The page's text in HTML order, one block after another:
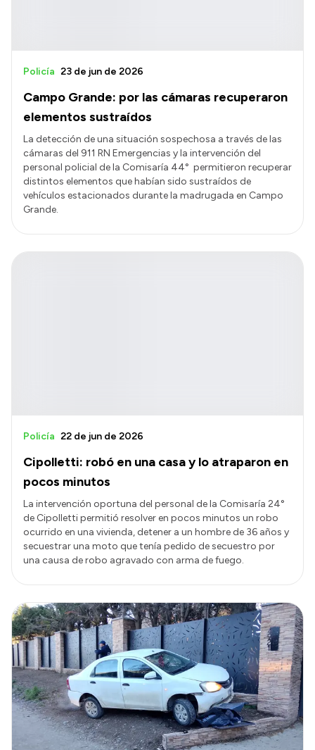
Campo Grande: por las cámaras recuperaron
elementos sustraídos
Policía 23 de jun de 2026
La detección de una situación sospechosa a través de las
cámaras del 911 RN Emergencias y la intervención del
personal policial de la Comisaría 44° permitieron recuperar
distintos elementos que habían sido sustraídos de
vehículos estacionados durante la madrugada en Campo
Grande.
Cipolletti: robó en una casa y lo atraparon en
pocos minutos
Policía 22 de jun de 2026
La intervención oportuna del personal de la Comisaría 24°
de Cipolletti permitió resolver en pocos minutos un robo
ocurrido en una vivienda, detener a un hombre de 36 años y
secuestrar una moto que tenía pedido de secuestro por
una causa de robo agravado con arma de fuego.